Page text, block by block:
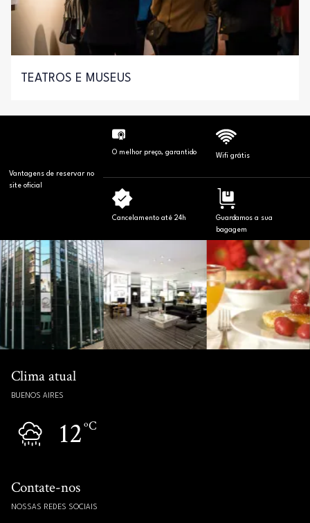
TEATROS E MUSEUS
Vantagens de reservar no
site oficial
O melhor preço, garantido Wifi grátis
Cancelamento até 24h
Guardamos a sua
bagagem
Clima atual
BUENOS AIRES
12ºC
Contate-nos
NOSSAS REDES SOCIAIS